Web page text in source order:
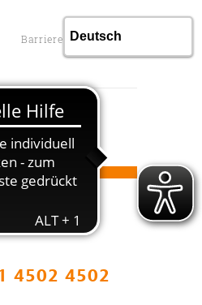
Barrierefreiheit
4502 4502